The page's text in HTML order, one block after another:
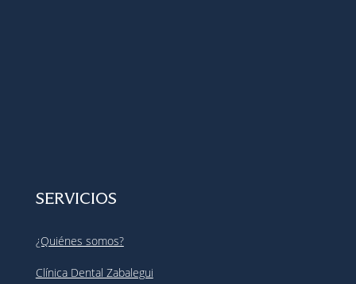
SERVICIOS
¿Quiénes somos?
Clínica Dental Zabalegui